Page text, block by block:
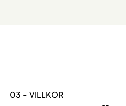
03 - VILLKOR